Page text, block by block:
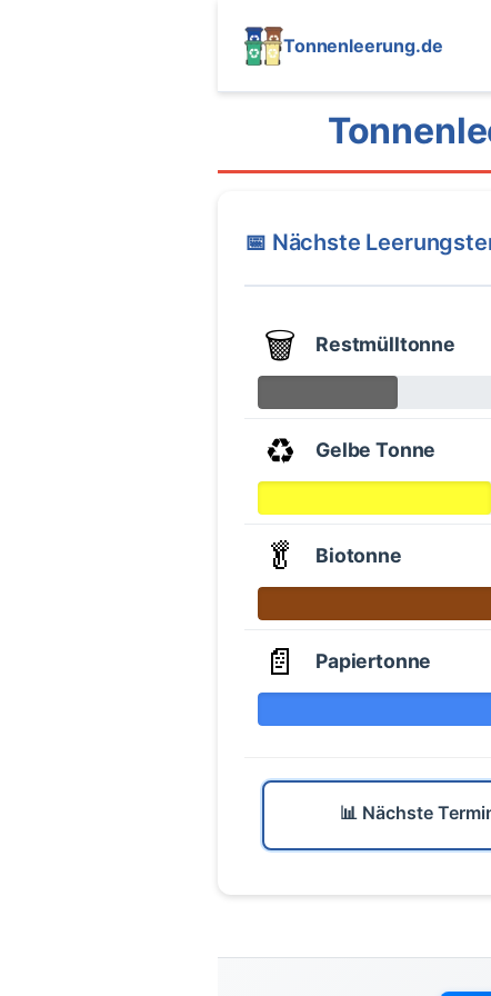
Tonnenleerung.de
📅 Nächste
🗑️ Restmülltonne
♻️ Gelbe Tonne
🥬 Biotonne
📄 Papiertonne
📊 Nächste